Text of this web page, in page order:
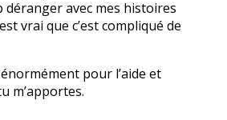
déranger avec mes histoires
vrai que c’est compliqué de
pour l’aide et
m’apportes.